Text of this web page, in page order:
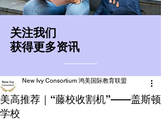
​关注我们
获得更多资讯
美高推荐｜“藤校收割机”——盖斯顿
学校
New Ivy Consortium 鸿美国际教育联盟